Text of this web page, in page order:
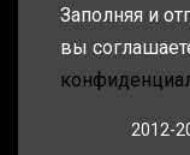
Заполняя и
вы
2012-